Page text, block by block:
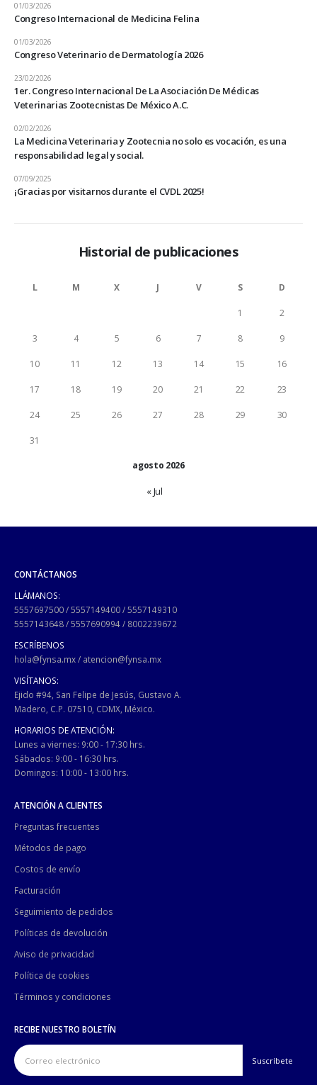
Congreso Internacional de Medicina Felina
01/03/2026
Congreso Veterinario de Dermatología 2026
01/03/2026
1er. Congreso Internacional De La Asociación De Médicas
Veterinarias Zootecnistas De México A.C.
23/02/2026
La Medicina Veterinaria y Zootecnia no solo es vocación, es una
responsabilidad legal y social.
02/02/2026
¡Gracias por visitarnos durante el CVDL 2025!
07/09/2025
Historial de publicaciones
agosto 2026
L M X J V S D
1 2
3 4 5 6 7 8 9
10 11 12 13 14 15 16
17 18 19 20 21 22 23
24 25 26 27 28 29 30
31
« Jul
CONTÁCTANOS
LLÁMANOS:
5557697500/5557149400/5557149310
5557143648/5557690994/ 8002239672
ESCRÍBENOS
hola@fynsa.mx/ atencion@fynsa.mx
VISÍTANOS:
Ejido #94, San Felipe de Jesús, Gustavo A.
Madero, C.P. 07510, CDMX, México.
HORARIOS DE ATENCIÓN:
Lunes a viernes: 9:00 - 17:30 hrs.
Sábados: 9:00 - 16:30 hrs.
Domingos: 10:00 - 13:00 hrs.
ATENCIÓN A CLIENTES
Preguntas frecuentes
Métodos de pago
Costos de envío
Facturación
Seguimiento de pedidos
Políticas de devolución
Aviso de privacidad
Política de cookies
Términos y condiciones
RECIBE NUESTRO BOLETÍN